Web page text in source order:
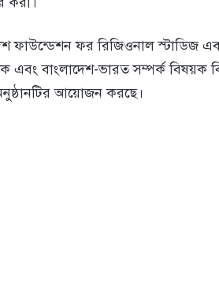
ফাউন্ডেশন ফর রিজিওনাল স্টাডিজ
এবং বাংলাদেশ-ভারত সম্পর্ক বিষয়ক
আয়োজন করছে।